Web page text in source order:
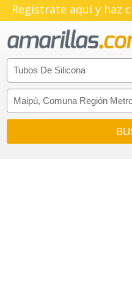
Regístrate aquí y haz